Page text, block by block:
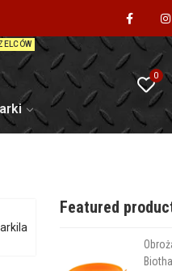
0
Featured